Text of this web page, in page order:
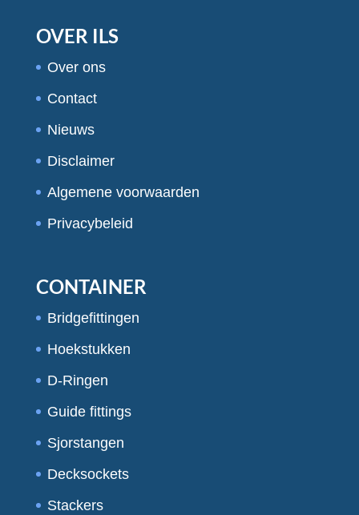
OVER ILS
Over ons
Contact
Nieuws
Disclaimer
Algemene voorwaarden
Privacybeleid
CONTAINER
Bridgefittingen
Hoekstukken
D-Ringen
Guide fittings
Sjorstangen
Decksockets
Stackers